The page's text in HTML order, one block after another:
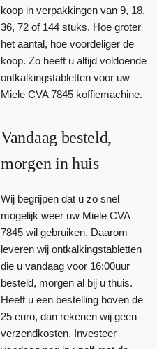
koop in verpakkingen van 9, 18,
36, 72 of 144 stuks. Hoe groter
het aantal, hoe voordeliger de
koop. Zo heeft u altijd voldoende
ontkalkingstabletten voor uw
Miele CVA 7845 koffiemachine.
Vandaag besteld,
morgen in huis
Wij begrijpen dat u zo snel
mogelijk weer uw Miele CVA
7845 wil gebruiken. Daarom
leveren wij ontkalkingstabletten
die u vandaag voor 16:00uur
besteld, morgen al bij u thuis.
Heeft u een bestelling boven de
25 euro, dan rekenen wij geen
verzendkosten. Investeer